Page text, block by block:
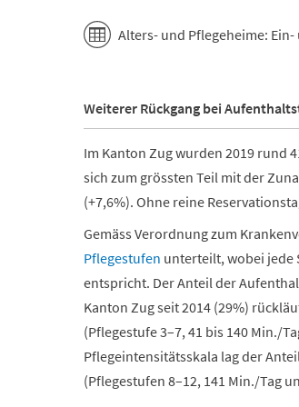
Alters- und Pflegeheime:
Weiterer Rückgang bei
Im Kanton Zug wurden 2019 rund
sich zum grössten Teil mit der
(+7,6%). Ohne reine
Gemäss Verordnung zum
Pflegestufen unterteilt, wobei jede
entspricht. Der Anteil der
Kanton Zug seit 2014 (29%)
(Pflegestufe 3–7, 41 bis 140 Min./
Pflegeintensitätsskala lag der
(Pflegestufen 8–12, 141 Min./Tag